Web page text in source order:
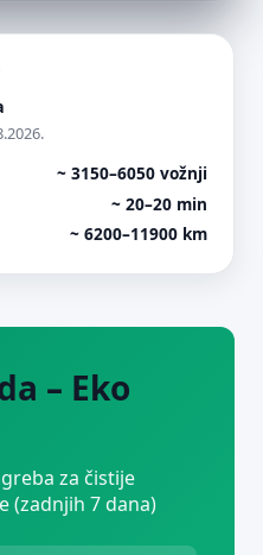
~ 3150–6050 vožnji
~ 20–20 min
~ 6200–11900 km
– Eko
za čistije
(zadnjih 7 dana)